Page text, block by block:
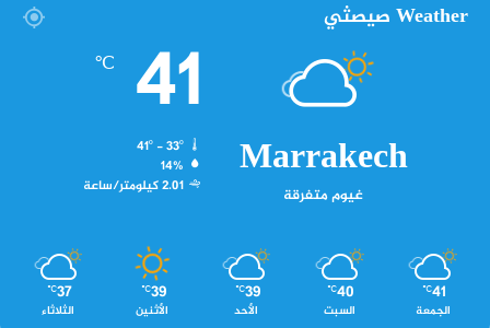
Weather صيصثي
Marrakech
غيوم متفرقة
41
℃
41º - 33º
14%
2.01 كيلومتر/ساعة
41
℃
الجمعة
40
℃
السبت
39
℃
الأحد
39
℃
الأثنين
37
℃
الثلاثاء